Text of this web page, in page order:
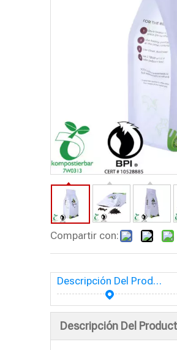
Compartir con:
Descripción Del Producto
Descripción Del